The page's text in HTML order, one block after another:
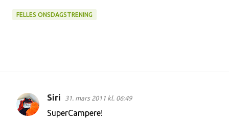
FELLES ONSDAGSTRENING
K
Siri 31. mars 2011 kl. 06:49
SuperCampere!